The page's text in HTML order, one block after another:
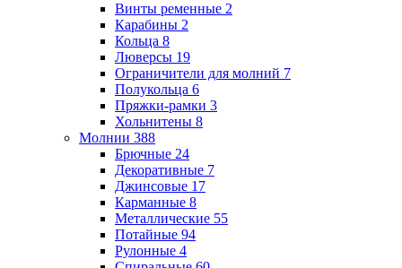
Винты ременные 2
Карабины 2
Кольца 8
Люверсы 19
Ограничители для молний 7
Полукольца 6
Пряжки-рамки 3
Хольнитены 8
Молнии 388
Брючные 24
Декоративные 7
Джинсовые 17
Карманные 8
Металлические 55
Потайные 94
Рулонные 4